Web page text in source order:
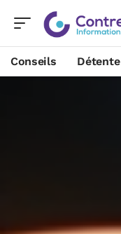
Conseils Détente